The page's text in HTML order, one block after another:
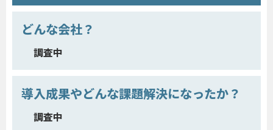
どんな会社？
調査中
導入成果やどんな課題解決になったか？
調査中